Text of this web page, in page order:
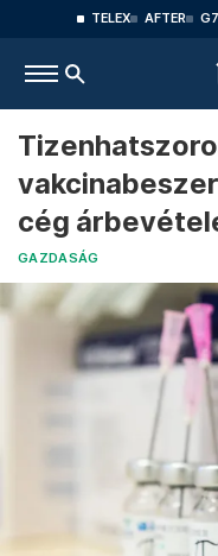
TELEX AFTER G7
cég
GAZDASÁG